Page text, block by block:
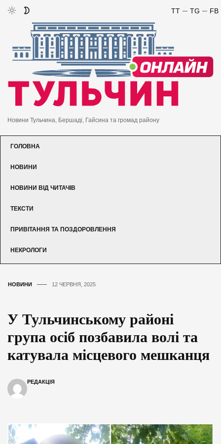
FB
TG
TT
Новини Тульчина, Бершаді, Гайсина та громад району
ГОЛОВНА
НОВИНИ
НОВИНИ ВІД ЧИТАЧІВ
ТЕКСТИ
ПРИВІТАННЯ ТА ПОЗДОРОВЛЕННЯ
НЕКРОЛОГИ
НОВИНИ 12 ЧЕРВНЯ, 2025
У Тульчинському районі
група осіб позбавила волі та
катувала місцевого мешканця
РЕДАКЦІЯ